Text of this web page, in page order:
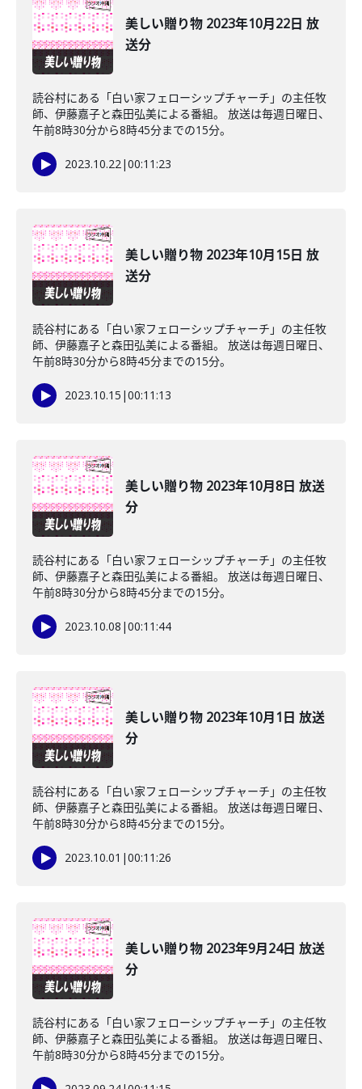
美しい贈り物 2023年10月22日 放
送分
読谷村にある「白い家フェローシップチャーチ」の主任牧
師、伊藤嘉子と森田弘美による番組。 放送は毎週日曜日、
午前8時30分から8時45分までの15分。
2023.10.22|00:11:23
美しい贈り物 2023年10月15日 放
送分
読谷村にある「白い家フェローシップチャーチ」の主任牧
師、伊藤嘉子と森田弘美による番組。 放送は毎週日曜日、
午前8時30分から8時45分までの15分。
2023.10.15 |00:11:13
美しい贈り物 2023年10月8日 放送
分
読谷村にある「白い家フェローシップチャーチ」の主任牧
師、伊藤嘉子と森田弘美による番組。 放送は毎週日曜日、
午前8時30分から8時45分までの15分。
2023.10.08 |00:11:44
美しい贈り物 2023年10月1日 放送
分
読谷村にある「白い家フェローシップチャーチ」の主任牧
師、伊藤嘉子と森田弘美による番組。 放送は毎週日曜日、
午前8時30分から8時45分までの15分。
2023.10.01 |00:11:26
美しい贈り物 2023年9月24日 放送
分
読谷村にある「白い家フェローシップチャーチ」の主任牧
師、伊藤嘉子と森田弘美による番組。 放送は毎週日曜日、
午前8時30分から8時45分までの15分。